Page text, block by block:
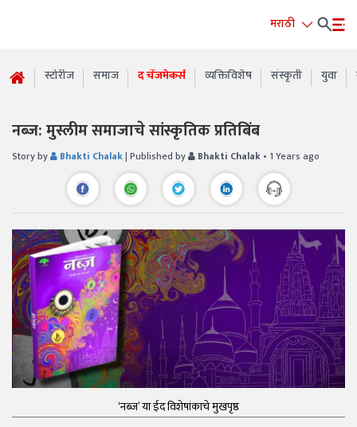
मराठी
स्टोरीज समाज द चेंजमेकर्स व्यक्तिविशेष संस्कृती युवा
नब्ज़: मुस्लीम समाजाचे सांस्कृतिक प्रतिबिंब
Story by Bhakti Chalak| Published by Bhakti Chalak • 1 Years ago
‘नब्ज़’ या ईद विशेषांकाचे मुखपृष्ठ